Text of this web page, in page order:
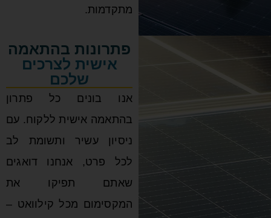
פתרונות בהתאמה
אישית לצרכים
אנו בונים כל פתרון
בהתאמה אישית ללקוח. עם
ניסיון עשיר ותשומת לב
לכל פרט, אנחנו דואגים
שאתם תפיקו את
המקסימום מכל קילוואט –